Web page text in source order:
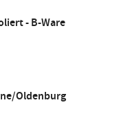
- B-Ware
Oldenburg